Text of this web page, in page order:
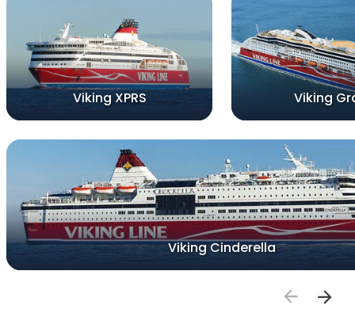
Viking XPRS Viking
Viking Cinderella